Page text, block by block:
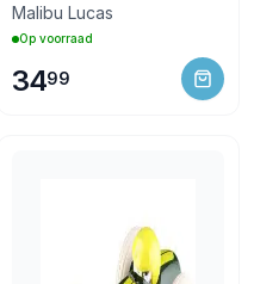
Malibu Lucas
Op voorraad
3499